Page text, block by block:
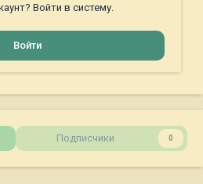
Войти в систему.
Войти
Подписчики 0